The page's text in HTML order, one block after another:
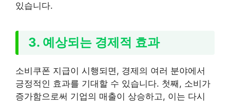
있습니다.
3. 예상되는 경제적 효과
소비쿠폰 지급이 시행되면, 경제의 여러 분야에서
긍정적인 효과를 기대할 수 있습니다. 첫째, 소비가
증가함으로써 기업의 매출이 상승하고, 이는 다시